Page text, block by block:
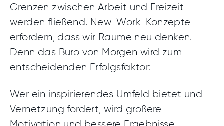
Grenzen zwischen Arbeit und Freizeit
werden fließend. New-Work-Konzepte
erfordern, dass wir Räume neu denken.
Denn das Büro von Morgen wird zum
entscheidenden Erfolgsfaktor:
Wer ein inspirierendes Umfeld bietet und
Vernetzung fördert, wird größere